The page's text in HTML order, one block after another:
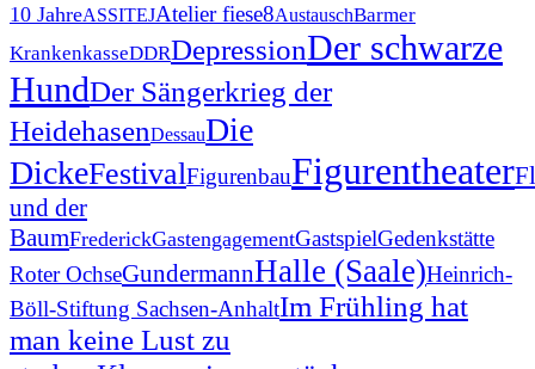
10 JahreASSITEJAtelier fiese8AustauschBarmer
KrankenkasseDDRDepressionDer schwarze
HundDer Sängerkrieg der
HeidehasenDessauDie
DickeFestivalFigurenbauFigurentheater
und der
BaumFrederickGastengagementGastspielGedenkstätte
Roter OchseGundermannHalle (Saale)Heinrich-
Böll-Stiftung Sachsen-AnhaltIm Frühling hat
man keine Lust zu